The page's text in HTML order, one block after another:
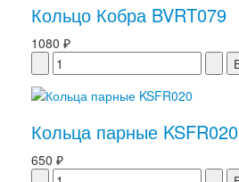
Кольцо Кобра BVRT079
1080 ₽
Кольца парные KSFR020
650 ₽